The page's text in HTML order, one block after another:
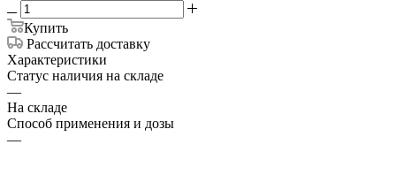
Купить
Рассчитать доставку
Характеристики
Статус наличия на складе
—
На складе
Способ применения и дозы
—